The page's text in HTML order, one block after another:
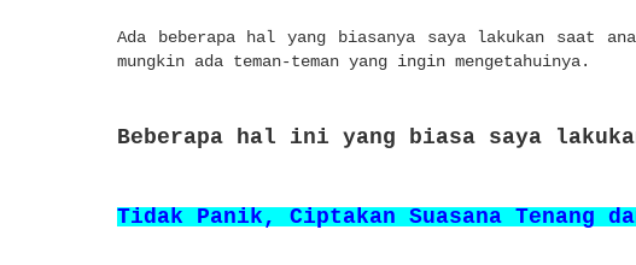
Ada beberapa hal yang biasanya saya lakukan saat
mungkin ada teman-teman yang ingin mengetahuinya.
Beberapa hal ini yang biasa saya
Tidak Panik, Ciptakan Suasana Tenang